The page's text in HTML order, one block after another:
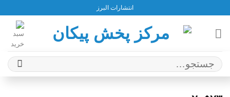
content
انتشارات البرز
جستجو
برای: